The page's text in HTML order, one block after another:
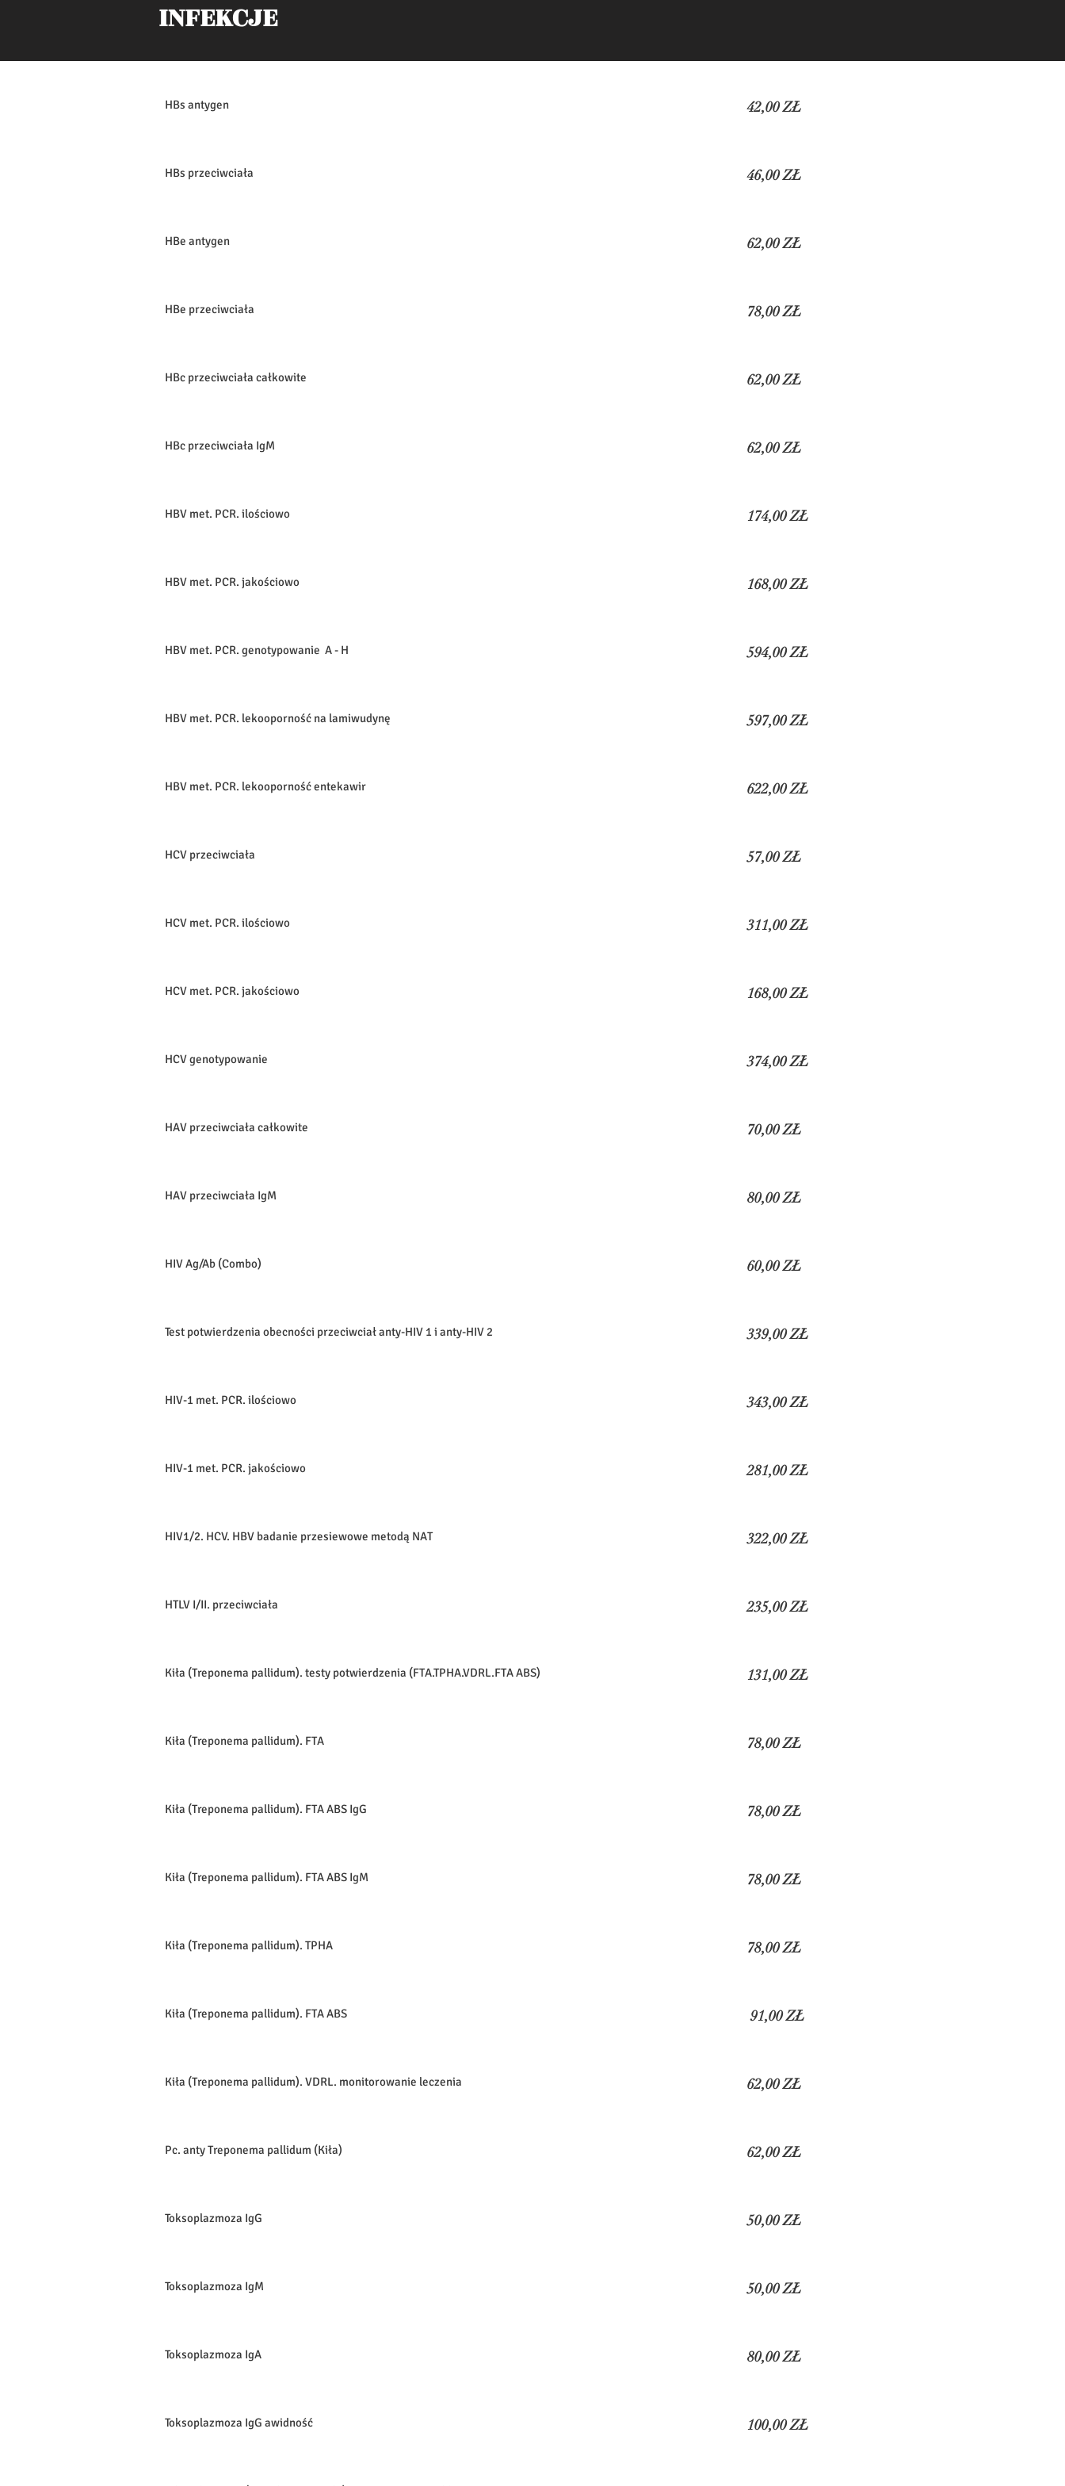
INFEKCJE
HBs antygen 42,00 ZŁ
HBs przeciwciała 46,00 ZŁ
HBe antygen 62,00 ZŁ
HBe przeciwciała 78,00 ZŁ
HBc przeciwciała całkowite 62,00 ZŁ
HBc przeciwciała IgM 62,00 ZŁ
HBV met. PCR. ilościowo 174,00 ZŁ
HBV met. PCR. jakościowo 168,00 ZŁ
HBV met. PCR. genotypowanie A - H 594,00 ZŁ
HBV met. PCR. lekooporność na lamiwudynę 597,00 ZŁ
HBV met. PCR. lekooporność entekawir 622,00 ZŁ
HCV przeciwciała 57,00 ZŁ
HCV met. PCR. ilościowo 311,00 ZŁ
HCV met. PCR. jakościowo 168,00 ZŁ
HCV genotypowanie 374,00 ZŁ
HAV przeciwciała całkowite 70,00 ZŁ
HAV przeciwciała IgM 80,00 ZŁ
HIV Ag/Ab (Combo) 60,00 ZŁ
Test potwierdzenia obecności przeciwciał anty-HIV 1 i anty-HIV 2 339,00 ZŁ
HIV-1 met. PCR. ilościowo 343,00 ZŁ
HIV-1 met. PCR. jakościowo 281,00 ZŁ
HIV1/2. HCV. HBV badanie przesiewowe metodą NAT 322,00 ZŁ
HTLV I/II. przeciwciała 235,00 ZŁ
Kiła (Treponema pallidum). testy potwierdzenia (FTA.TPHA.VDRL.FTA ABS) 131,00 ZŁ
Kiła (Treponema pallidum). FTA 78,00 ZŁ
Kiła (Treponema pallidum). FTA ABS IgG 78,00 ZŁ
Kiła (Treponema pallidum). FTA ABS IgM 78,00 ZŁ
Kiła (Treponema pallidum). TPHA 78,00 ZŁ
Kiła (Treponema pallidum). FTA ABS 91,00 ZŁ
Kiła (Treponema pallidum). VDRL. monitorowanie leczenia 62,00 ZŁ
Pc. anty Treponema pallidum (Kiła) 62,00 ZŁ
Toksoplazmoza IgG 50,00 ZŁ
Toksoplazmoza IgM 50,00 ZŁ
Toksoplazmoza IgA 80,00 ZŁ
Toksoplazmoza IgG awidność 100,00 ZŁ